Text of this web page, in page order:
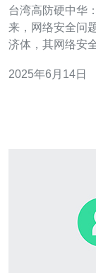
台湾高防硬中华：保卫国
来，网络安全问
济体，其网络安
严重威胁。 为了保护国家网络安全，台湾需要采取有效的
2025年6月14日